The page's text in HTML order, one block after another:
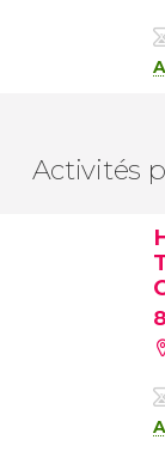
Activités